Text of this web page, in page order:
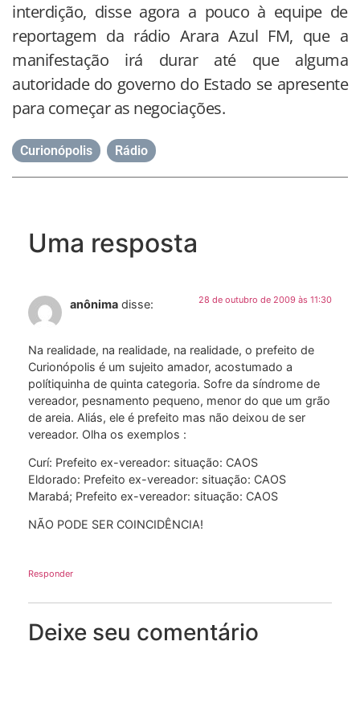
interdição, disse agora a pouco à equipe de
reportagem da rádio Arara Azul FM, que a
manifestação irá durar até que alguma
autoridade do governo do Estado se apresente
para começar as negociações.
Curionópolis Rádio
Uma resposta
anônima disse: 28 de outubro de 2009 às 11:30
Na realidade, na realidade, na realidade, o prefeito de
Curionópolis é um sujeito amador, acostumado a
polítiquinha de quinta categoria. Sofre da síndrome de
vereador, pesnamento pequeno, menor do que um grão
de areia. Aliás, ele é prefeito mas não deixou de ser
vereador. Olha os exemplos :
Curí: Prefeito ex-vereador: situação: CAOS
Eldorado: Prefeito ex-vereador: situação: CAOS
Marabá; Prefeito ex-vereador: situação: CAOS
NÃO PODE SER COINCIDÊNCIA!
Responder
Deixe seu comentário